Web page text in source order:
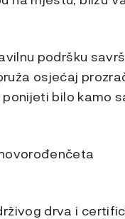
podršku
osjećaj
bilo kamo
drva i